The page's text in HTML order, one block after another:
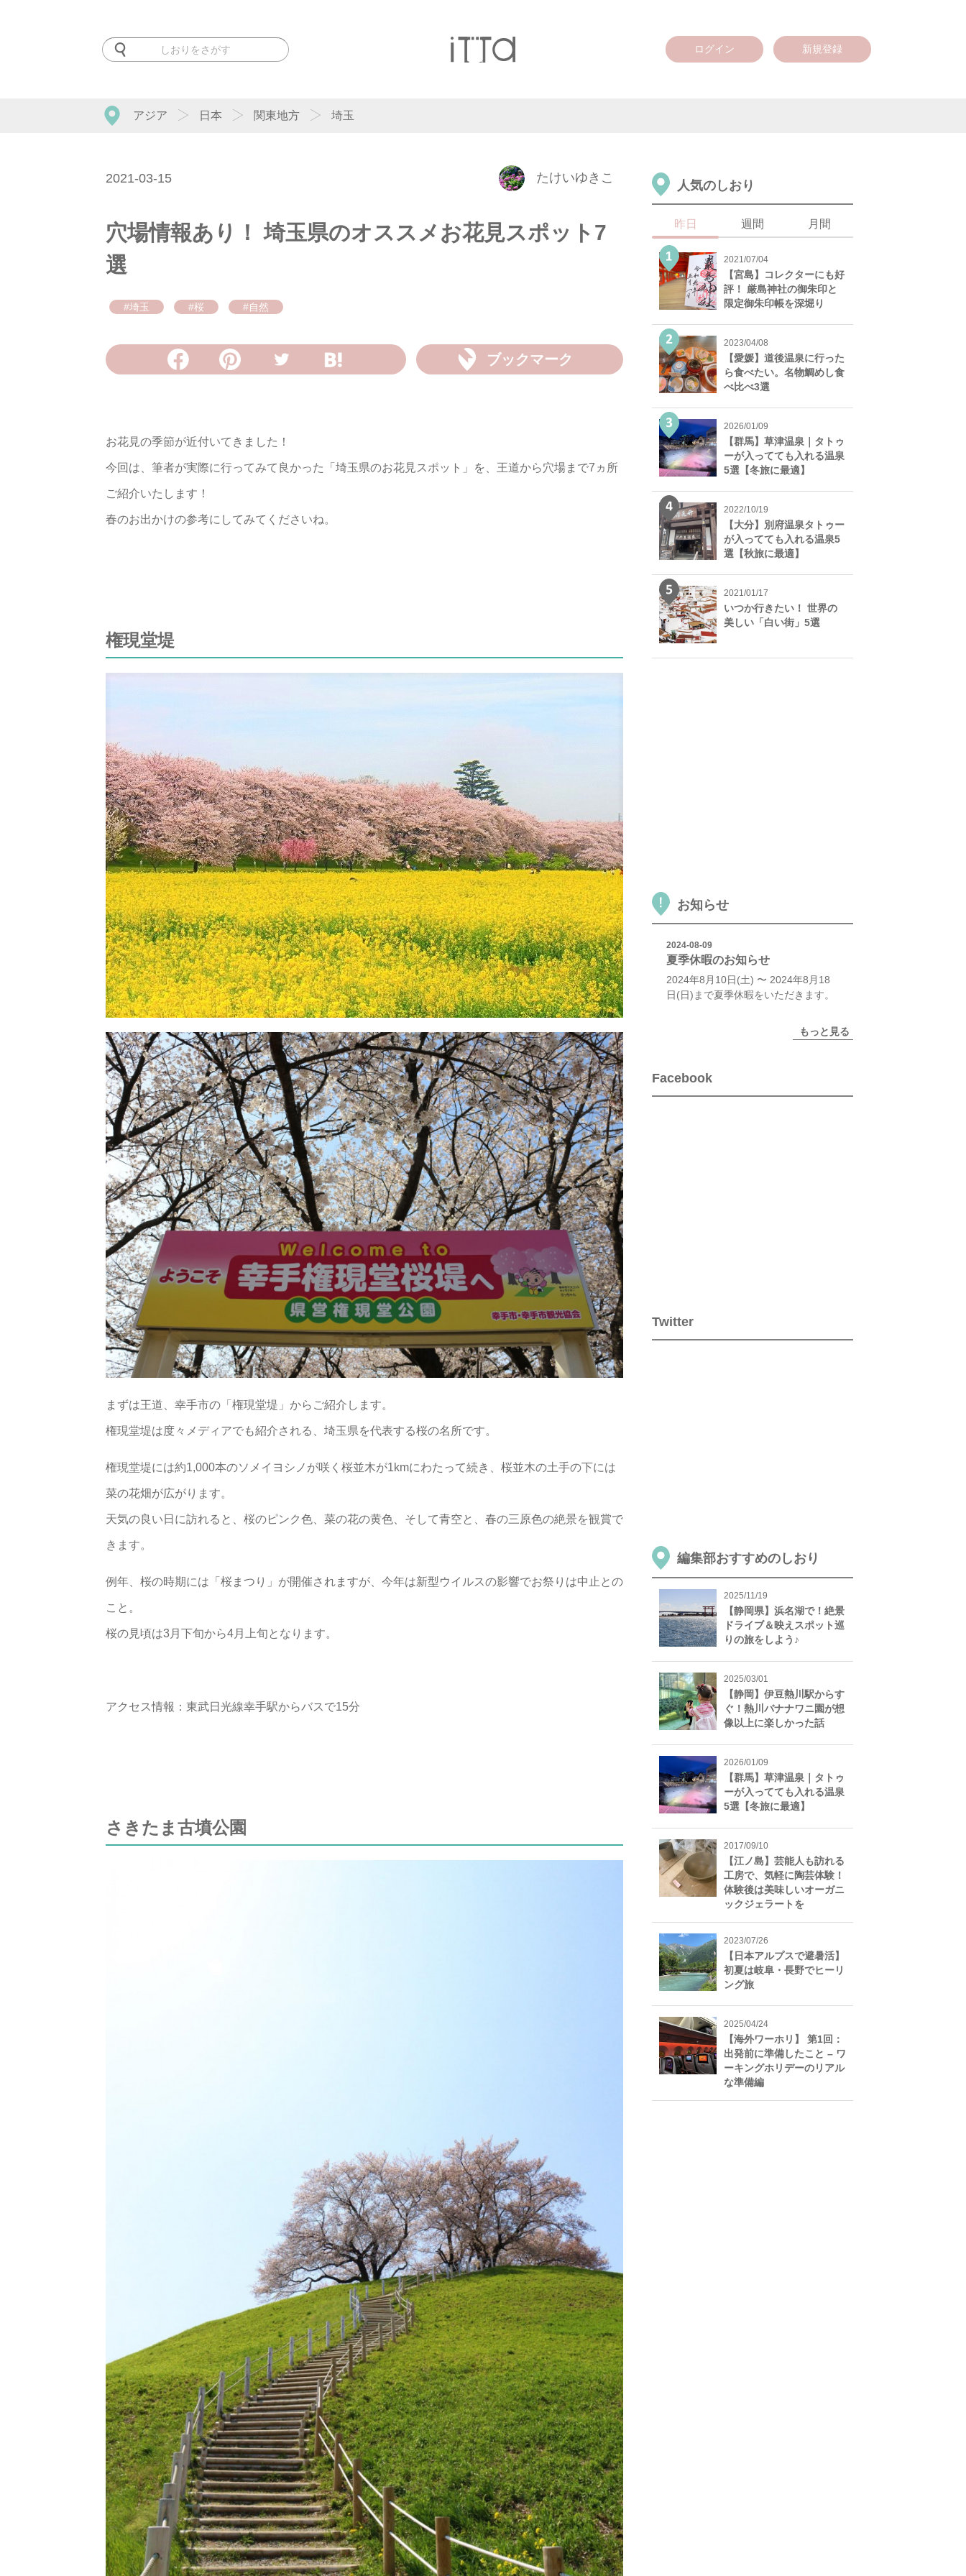
ログイン 新規登録
アジア 日本 関東地方 埼玉
2021-03-15 たけいゆきこ
穴場情報あり！ 埼玉県のオススメお花見スポット7
選
#埼玉 #桜 #自然
ブックマーク
お花見の季節が近付いてきました！
今回は、筆者が実際に行ってみて良かった「埼玉県のお花見スポット」を、王道から穴場まで7ヵ所
ご紹介いたします！
春のお出かけの参考にしてみてくださいね。
権現堂堤
まずは王道、幸手市の「権現堂堤」からご紹介します。
権現堂堤は度々メディアでも紹介される、埼玉県を代表する桜の名所です。
権現堂堤には約1,000本のソメイヨシノが咲く桜並木が1kmにわたって続き、桜並木の土手の下には
菜の花畑が広がります。
天気の良い日に訪れると、桜のピンク色、菜の花の黄色、そして青空と、春の三原色の絶景を観賞で
きます。
例年、桜の時期には「桜まつり」が開催されますが、今年は新型ウイルスの影響でお祭りは中止との
こと。
桜の見頃は3月下旬から4月上旬となります。
アクセス情報：東武日光線幸手駅からバスで15分
さきたま古墳公園
人気のしおり
昨日 週間 月間
2021/07/04
【宮島】コレクターにも好
評！ 厳島神社の御朱印と
限定御朱印帳を深堀り
2023/04/08
【愛媛】道後温泉に行った
ら食べたい。名物鯛めし食
べ比べ3選
2026/01/09
【群馬】草津温泉｜タトゥ
ーが入ってても入れる温泉
5選【冬旅に最適】
2022/10/19
【大分】別府温泉タトゥー
が入ってても入れる温泉5
選【秋旅に最適】
2021/01/17
いつか行きたい！ 世界の
美しい「白い街」5選
お知らせ
2024-08-09
夏季休暇のお知らせ
2024年8月10日(土) 〜 2024年8月18
日(日)まで夏季休暇をいただきます。
もっと見る
Facebook
Twitter
編集部おすすめのしおり
2025/11/19
【静岡県】浜名湖で！絶景
ドライブ＆映えスポット巡
りの旅をしよう♪
2025/03/01
【静岡】伊豆熱川駅からす
ぐ！熱川バナナワニ園が想
像以上に楽しかった話
2026/01/09
【群馬】草津温泉｜タトゥ
ーが入ってても入れる温泉
5選【冬旅に最適】
2017/09/10
【江ノ島】芸能人も訪れる
工房で、気軽に陶芸体験！
体験後は美味しいオーガニ
ックジェラートを
2023/07/26
【日本アルプスで避暑活】
初夏は岐阜・長野でヒーリ
ング旅
2025/04/24
【海外ワーホリ】 第1回：
出発前に準備したこと – ワ
ーキングホリデーのリアル
な準備編